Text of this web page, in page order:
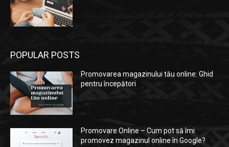
POPULAR POSTS
Promovarea magazinului tău online: Ghid
pentru începători
Promovare Online – Cum pot să îmi
promovez magazinul online în Google?